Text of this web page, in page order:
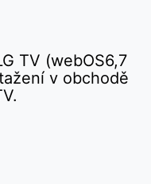
TV (webOS6,7
v obchodě